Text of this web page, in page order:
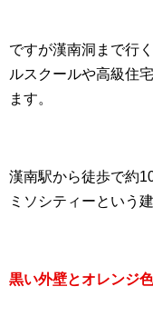
ですが漢南洞まで行
ルスクールや高級住
ます。
漢南駅から徒歩で約
ミソシティーという
黒い外壁とオレンジ